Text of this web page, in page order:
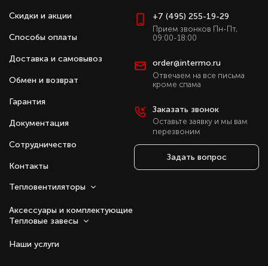
Скидки и акции
Способы оплаты
Доставка и самовывоз
Обмен и возврат
Гарантия
Документация
Сотрудничество
Контакты
Тепловентиляторы
Аксессуары и комплектующие
Тепловые завесы
Наши услуги
+7 (495) 255-19-29
Прием звонков Пн-Пт,
09:00-18:00
order@intermo.ru
Отвечаем на все письма
кроме спама
Заказать звонок
Оставьте заявку и мы вам
перезвоним
Задать вопрос